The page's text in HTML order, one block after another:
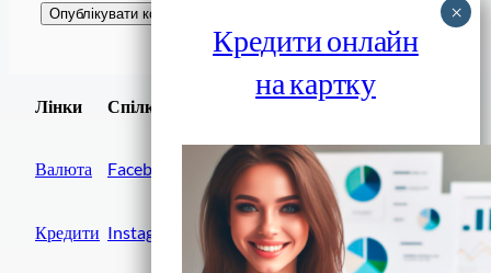
Лінки
Валюта
Кредити
Спілки
Facebook
Instagram
Завантажити
Кредити онлайн
на картку